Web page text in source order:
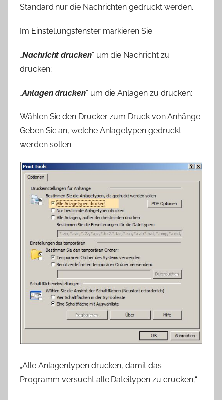
Standard nur die Nachrichten gedruckt werden.
Im Einstellungsfenster markieren Sie:
„Nachricht drucken“ um die Nachricht zu
drucken;
„Anlagen drucken“ um die Anlagen zu drucken;
Wählen Sie den Drucker zum Druck von Anhänge
Geben Sie an, welche Anlagetypen gedruckt
werden sollen:
„Alle Anlagentypen drucken, damit das
Programm versucht alle Dateitypen zu drucken;“